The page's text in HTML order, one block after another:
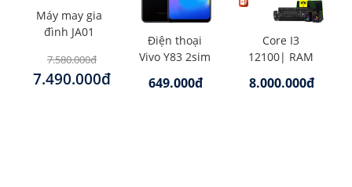
Máy may gia
đình JA01
7.490.000đ
7.580.000đ
Điện thoại
Vivo Y83 2sim
máy Chính
649.000đ
Core I3
12100| RAM
250G| Màn
8.000.000đ